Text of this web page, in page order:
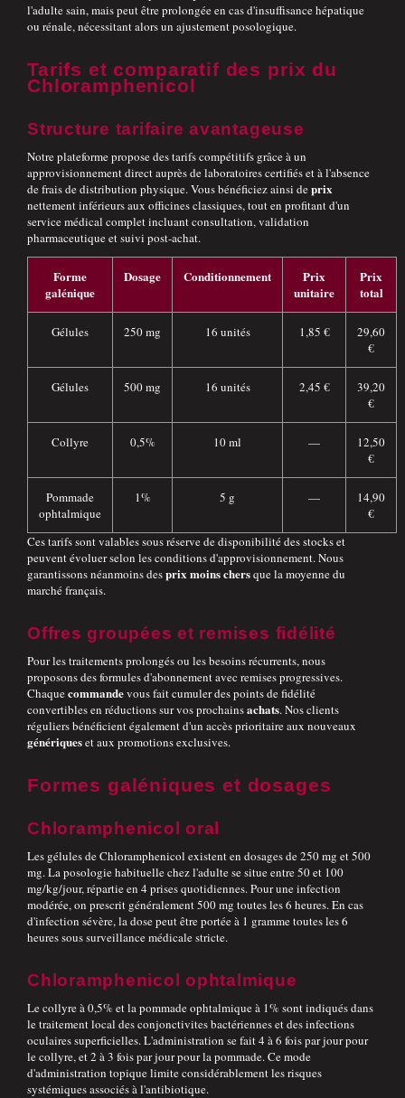
l'adulte sain, mais peut être prolongée en cas d'insuffisance hépatique
ou rénale, nécessitant alors un ajustement posologique.
Tarifs et comparatif des prix du
Chloramphenicol
Structure tarifaire avantageuse
Notre plateforme propose des tarifs compétitifs grâce à un
approvisionnement direct auprès de laboratoires certifiés et à l'absence
de frais de distribution physique. Vous bénéficiez ainsi deprix
nettement inférieurs aux officines classiques, tout en profitant d'un
service médical complet incluant consultation, validation
pharmaceutique et suivi post-achat.
Forme
galénique
Dosage Conditionnement
Prix
unitaire
Prix
total
Gélules 250 mg 16 unités 1,85 €
29,60
€
Gélules 500 mg 16 unités 2,45 €
39,20
€
Collyre 0,5% 10 ml —
12,50
€
Pommade
ophtalmique
1% 5 g —
14,90
€
Ces tarifs sont valables sous réserve de disponibilité des stocks et
peuvent évoluer selon les conditions d'approvisionnement. Nous
garantissons néanmoins desprix moins chersque la moyenne du
marché français.
Offres groupées et remises fidélité
Pour les traitements prolongés ou les besoins récurrents, nous
proposons des formules d'abonnement avec remises progressives.
Chaquecommandevous fait cumuler des points de fidélité
convertibles en réductions sur vos prochainsachats. Nos clients
réguliers bénéficient également d'un accès prioritaire aux nouveaux
génériqueset aux promotions exclusives.
Formes galéniques et dosages
Chloramphenicol oral
Les gélules de Chloramphenicol existent en dosages de 250 mg et 500
mg. La posologie habituelle chez l'adulte se situe entre 50 et 100
mg/kg/jour, répartie en 4 prises quotidiennes. Pour une infection
modérée, on prescrit généralement 500 mg toutes les 6 heures. En cas
d'infection sévère, la dose peut être portée à 1 gramme toutes les 6
heures sous surveillance médicale stricte.
Chloramphenicol ophtalmique
Le collyre à 0,5% et la pommade ophtalmique à 1% sont indiqués dans
le traitement local des conjonctivites bactériennes et des infections
oculaires superficielles. L'administration se fait 4 à 6 fois par jour pour
le collyre, et 2 à 3 fois par jour pour la pommade. Ce mode
d'administration topique limite considérablement les risques
systémiques associés à l'antibiotique.